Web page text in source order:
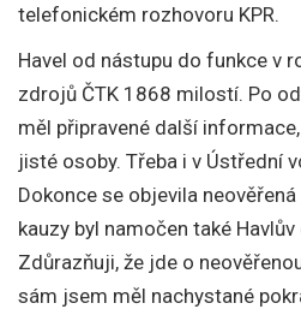
telefonickém rozhovoru KPR.
Havel od nástupu do funkce v
zdrojů ČTK 1868 milostí. Po
měl připravené další
jisté osoby. Třeba i v Ústřední
Dokonce se objevila
kauzy byl namočen také
Zdůrazňuji, že jde o
sám jsem měl nachystané